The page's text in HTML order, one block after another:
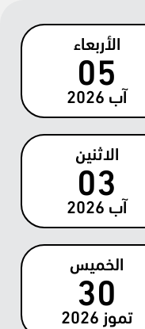
الأربعاء
05
آب 2026
الاثنين
03
آب 2026
الخميس
30
تموز 2026